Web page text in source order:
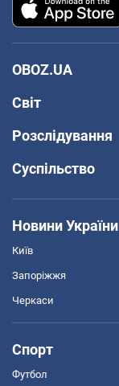
OBOZ.UA
Світ
Розслідування
Суспільство
Новини України
Київ
Запоріжжя
Черкаси
Спорт
Футбол